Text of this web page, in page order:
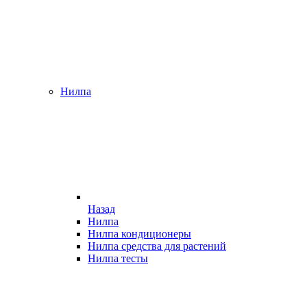
Нилпа
Назад
Нилпа
Нилпа кондиционеры
Нилпа средства для растений
Нилпа тесты